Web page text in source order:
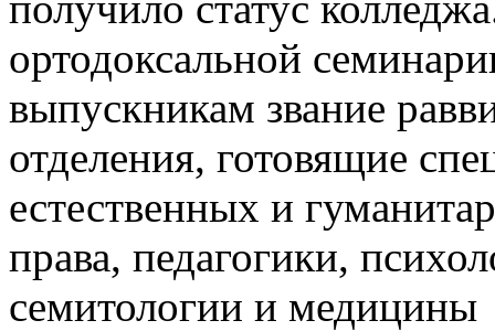
ортодоксальной
выпускникам звание
отделения, готовящие
естественных и
права, педагогики,
семитологии и медицины